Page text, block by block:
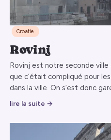
Croatie
Rovinj
Rovinj est notre seconde ville
que c’était compliqué pour
dans la ville. On s’est donc
lire la suite →